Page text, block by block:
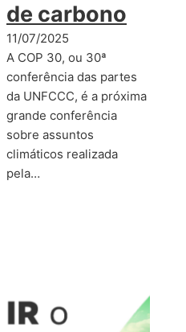
de carbono
11/07/2025
A COP 30, ou 30ª
conferência das partes
da UNFCCC, é a próxima
grande conferência
sobre assuntos
climáticos realizada
pela…